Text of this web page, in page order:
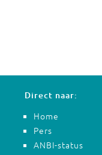
Direct naar:
Home
Pers
ANBI-status